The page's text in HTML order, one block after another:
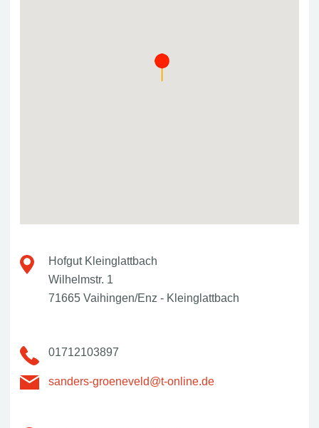
Hofgut Kleinglattbach
Wilhelmstr. 1
71665 Vaihingen/Enz - Kleinglattbach
01712103897
sanders-groeneveld@t-online.de